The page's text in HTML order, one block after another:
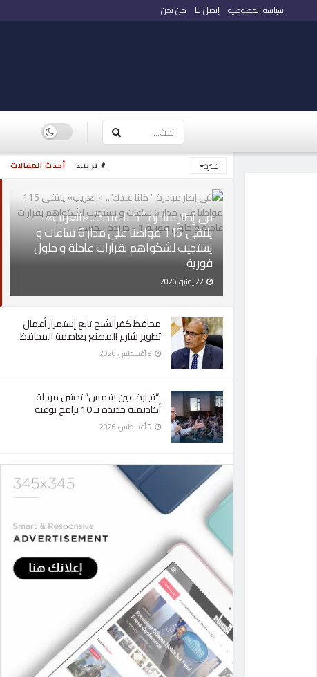
أحدث المقالات ترينـد فلترة
فى إطار مبادرة ” كلنا عندك”.. «الغريب»
يلتقى 115 مواطنا علي مدار 6 ساعات و
يستجيب لشكواهم بقرارات عاجلة و حلول
فورية
محافظ كفرالشيخ تابع إستمرار أعمال
تطوير شارع المصنع بعاصمة المحافظ
“تجارة عين شمس” تدشن مرحلة
أكاديمية جديدة بـ 10 برامج نوعية
سياسة الخصوصية إتصل بنا من نحن